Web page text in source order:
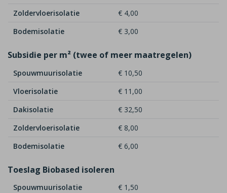
Zoldervloerisolatie
€ 4,00
Bodemisolatie
€ 3,00
Subsidie per m² (twee of meer maatregelen)
Spouwmuurisolatie
€ 10,50
Vloerisolatie
€ 11,00
Dakisolatie
€ 32,50
Zoldervloerisolatie
€ 8,00
Bodemisolatie
€ 6,00
Toeslag Biobased isoleren
Spouwmuurisolatie
€ 1,50